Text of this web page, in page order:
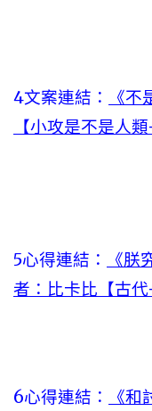
4文案連結：
《
【小攻是不是人
5心得連結：
《朕
者：比卡比【古代
6心得連結：
《